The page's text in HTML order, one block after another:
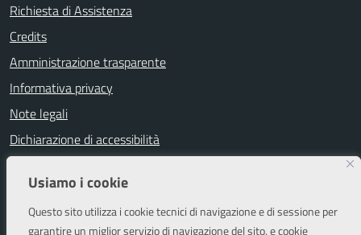
Usiamo i cookie
Questo sito utilizza i cookie tecnici di navigazione e di sessione per
garantire un miglior servizio di navigazione del sito, e cookie
Richiesta di Assistenza
Credits
Amministrazione trasparente
Informativa privacy
Note legali
Dichiarazione di accessibilità
Attuazione misure PNRR
Piano di miglioramento del sito